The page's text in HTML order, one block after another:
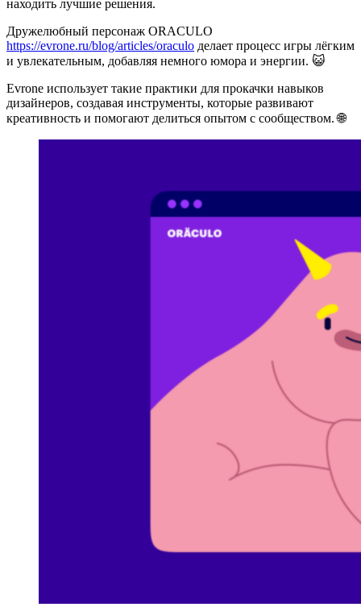
находить лучшие решения.
Дружелюбный персонаж ORACULO
https://evrone.ru/blog/articles/oraculo делает процесс игры лёгким
и увлекательным, добавляя немного юмора и энергии. 😺
Evrone использует такие практики для прокачки навыков
дизайнеров, создавая инструменты, которые развивают
креативность и помогают делиться опытом с сообществом. 🌐